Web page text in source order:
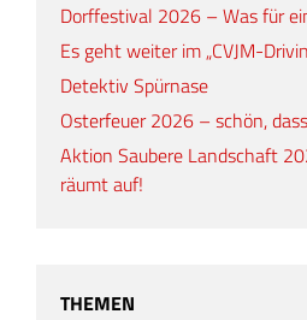
Dorffestival 2026 – Was für
Es geht weiter im „CVJM-
Detektiv Spürnase
Osterfeuer 2026 – schön,
Aktion Saubere Landschaft
räumt auf!
THEMEN